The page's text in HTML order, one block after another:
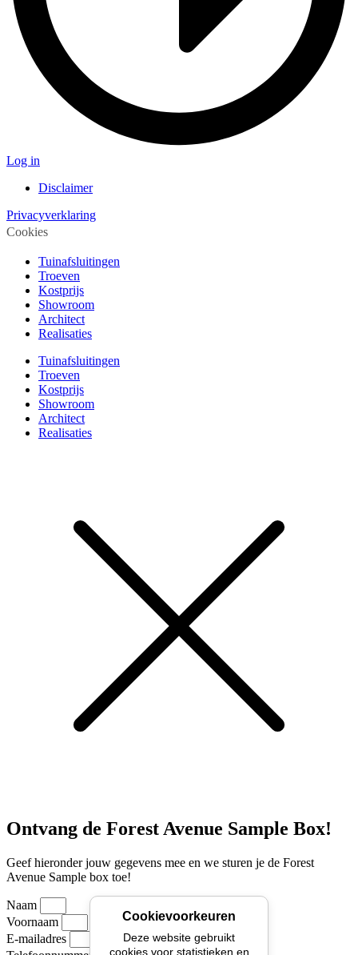
Log in
Disclaimer
Privacyverklaring
Cookies
Tuinafsluitingen
Troeven
Kostprijs
Showroom
Architect
Realisaties
Tuinafsluitingen
Troeven
Kostprijs
Showroom
Architect
Realisaties
Ontvang de Forest Avenue Sample Box!
Geef hieronder jouw gegevens mee en we sturen je de Forest
Avenue Sample box toe!
Naam
Voornaam
E-mailadres
Cookievoorkeuren
Deze website gebruikt
cookies voor statistieken en